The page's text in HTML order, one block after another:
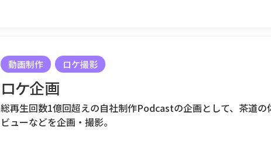
動画制作 ロケ撮影
ロケ企画
総再生回数1億回超えの自社制作Podcastの企画として、茶道
ビューなどを企画・撮影。